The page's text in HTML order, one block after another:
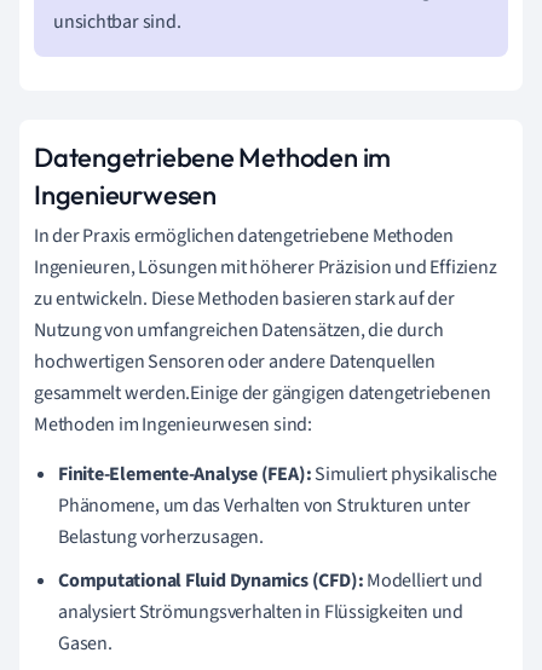
unsichtbar sind.
Datengetriebene Methoden im
Ingenieurwesen
In der Praxis ermöglichen datengetriebene Methoden
Ingenieuren, Lösungen mit höherer Präzision und Effizienz
zu entwickeln. Diese Methoden basieren stark auf der
Nutzung von umfangreichen Datensätzen, die durch
hochwertigen Sensoren oder andere Datenquellen
gesammelt werden.Einige der gängigen datengetriebenen
Methoden im Ingenieurwesen sind:
Finite-Elemente-Analyse (FEA):Simuliert physikalische
Phänomene, um das Verhalten von Strukturen unter
Belastung vorherzusagen.
Computational Fluid Dynamics (CFD):Modelliert und
analysiert Strömungsverhalten in Flüssigkeiten und
Gasen.